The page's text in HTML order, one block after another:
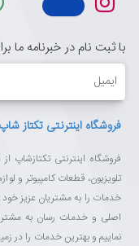
با ثبت نام در خبرنامه ما
ایمیل
فروشگاه اینترنتی تکتاز شاپ
تلویزیون، قطعات کامپیوتر و
خدمات را به مشتریان عزیز خود
اصلی و خدمات رسان به
نماییم و بهترین خدمات را در